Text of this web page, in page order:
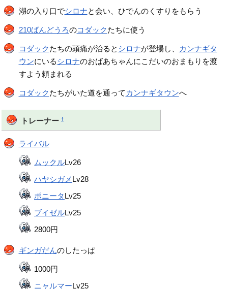
湖の入り口でシロナと会い、ひでんのくすりをもらう
210ばんどうろのコダックたちに使う
コダックたちの頭痛が治ると シロナが登場し、
カンナギタ
ウンにいるシロナのおばあちゃんにこだいのおまもりを渡
すよう頼まれる
コダックたちがいた道を通って カンナギタウンへ
トレーナー †
ライバル
ムックルLv26
ハヤシガメ Lv28
ポニータLv25
ブイゼルLv25
2800円
ギンガだんのしたっぱ
1000円
ニャルマーLv25